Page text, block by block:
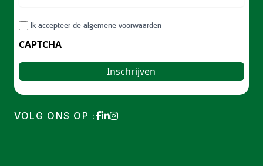
/
Postal
RGPDIk accepteer de algemene voorwaarden
CAPTCHA
VOLG ONS OP :